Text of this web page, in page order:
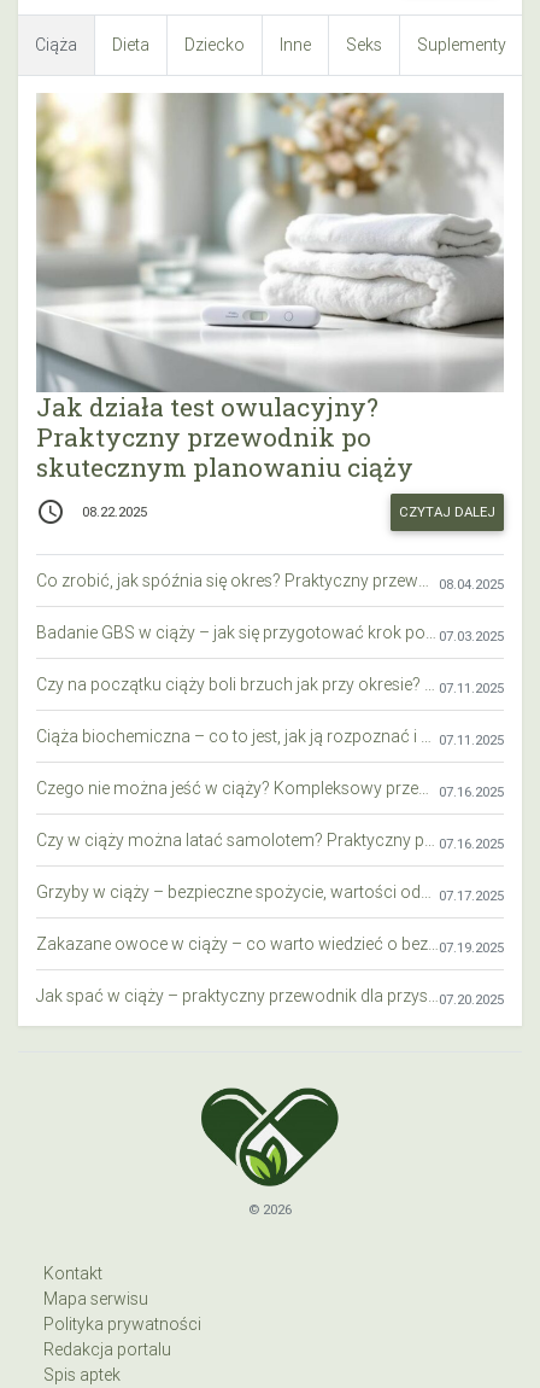
Ciąża Dieta Dziecko Inne Seks Suplementy
Jak działa test owulacyjny?
Praktyczny przewodnik po
skutecznym planowaniu ciąży
access_time 08.22.2025 CZYTAJ DALEJ
08.04.2025
07.03.2025
07.11.2025
07.11.2025
07.16.2025
07.16.2025
07.17.2025
07.19.2025
07.20.2025
© 2026
Kontakt
Mapa serwisu
Polityka prywatności
Redakcja portalu
Spis aptek